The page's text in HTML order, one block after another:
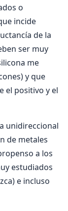
o
incide
de la
ser muy
me
y que
el positivo y el
unidireccional
de metales
a los
estudiados
e incluso